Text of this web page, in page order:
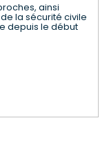
ainsi
la sécurité civile
depuis le début